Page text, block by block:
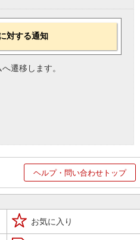
対する通知
遷移します。
ヘルプ・問い合わせトップ
お気に入り